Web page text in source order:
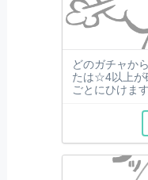
どのガチャか
たは☆4以上が
ごとにひけます